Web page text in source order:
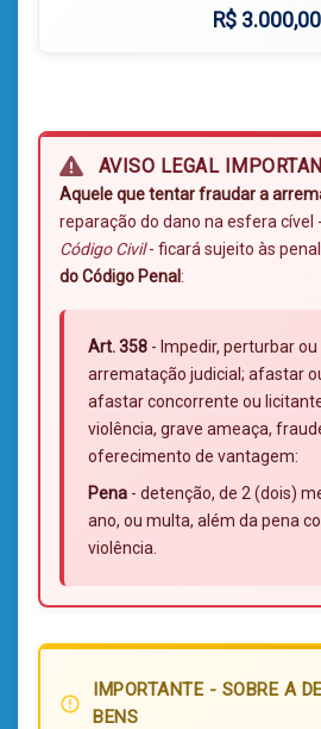
R$ 3.000,00
AVISO LEGAL
Aquele que tentar fraudar a
reparação do dano na esfera cível -
Código Civil- ficará sujeito às
do Código Penal:
Art. 358 - Impedir, perturbar
arrematação judicial; afastar
afastar concorrente ou
violência, grave ameaça,
oferecimento de vantagem:
Pena - detenção, de 2 (dois)
ano, ou multa, além da pena
violência.
error_outline
IMPORTANTE - SOBRE A
BENS